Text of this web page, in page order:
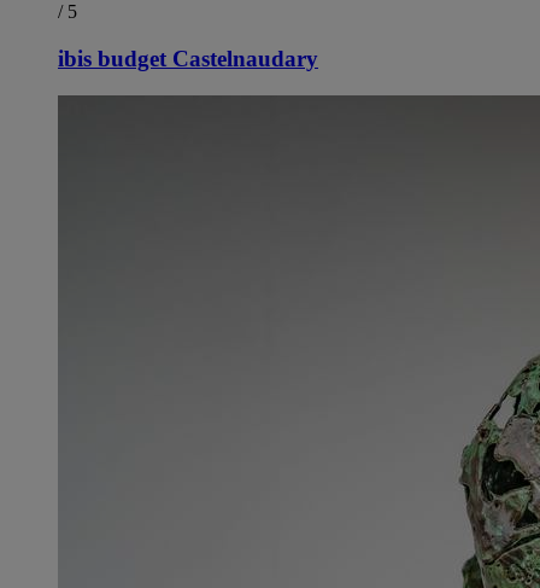
/ 5
ibis budget Castelnaudary